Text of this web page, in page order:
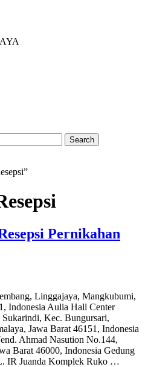
Pernikahan
Linggajaya, Mangkubumi,
Indonesia Aulia Hall Center
Kec. Bungursari,
Jawa Barat 46151, Indonesia
Ahmad Nasution No.144,
Barat 46000, Indonesia Gedung
IR Juanda Komplek Ruko …